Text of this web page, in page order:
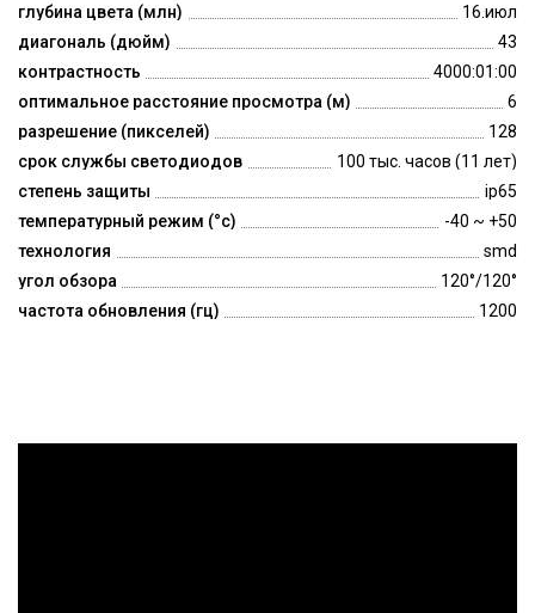
глубина цвета (млн)
16.июл
диагональ (дюйм)
43
контрастность
4000:01:00
оптимальное расстояние просмотра (м)
6
разрешение (пикселей)
128
срок службы светодиодов
100 тыс. часов (11 лет)
степень защиты
ip65
температурный режим (°c)
-40 ~ +50
технология
smd
угол обзора
120°/120°
частота обновления (гц)
1200